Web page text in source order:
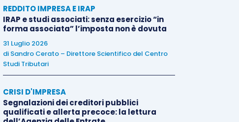
REDDITO IMPRESA E IRAP
IRAP e studi associati: senza esercizio “in
forma associata” l’imposta non è dovuta
31 Luglio 2026
di Sandro Cerato – Direttore Scientifico del Centro
Studi Tributari
CRISI D'IMPRESA
Segnalazioni dei creditori pubblici
qualificati e allerta precoce: la lettura